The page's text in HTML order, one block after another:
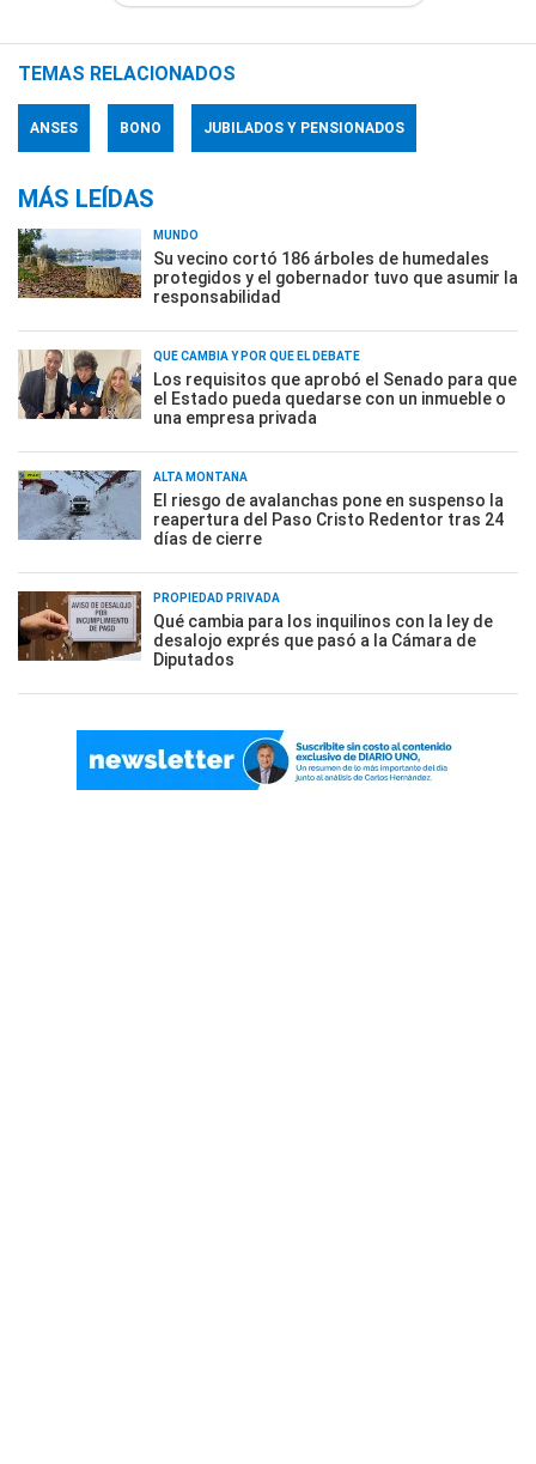
TEMAS RELACIONADOS
ANSES BONO JUBILADOS Y PENSIONADOS
MÁS LEÍDAS
MUNDO
Su vecino cortó 186 árboles de humedales
protegidos y el gobernador tuvo que asumir la
responsabilidad
QUÉ CAMBIA Y POR QUÉ EL DEBATE
Los requisitos que aprobó el Senado para que
el Estado pueda quedarse con un inmueble o
una empresa privada
ALTA MONTAÑA
El riesgo de avalanchas pone en suspenso la
reapertura del Paso Cristo Redentor tras 24
días de cierre
PROPIEDAD PRIVADA
Qué cambia para los inquilinos con la ley de
desalojo exprés que pasó a la Cámara de
Diputados